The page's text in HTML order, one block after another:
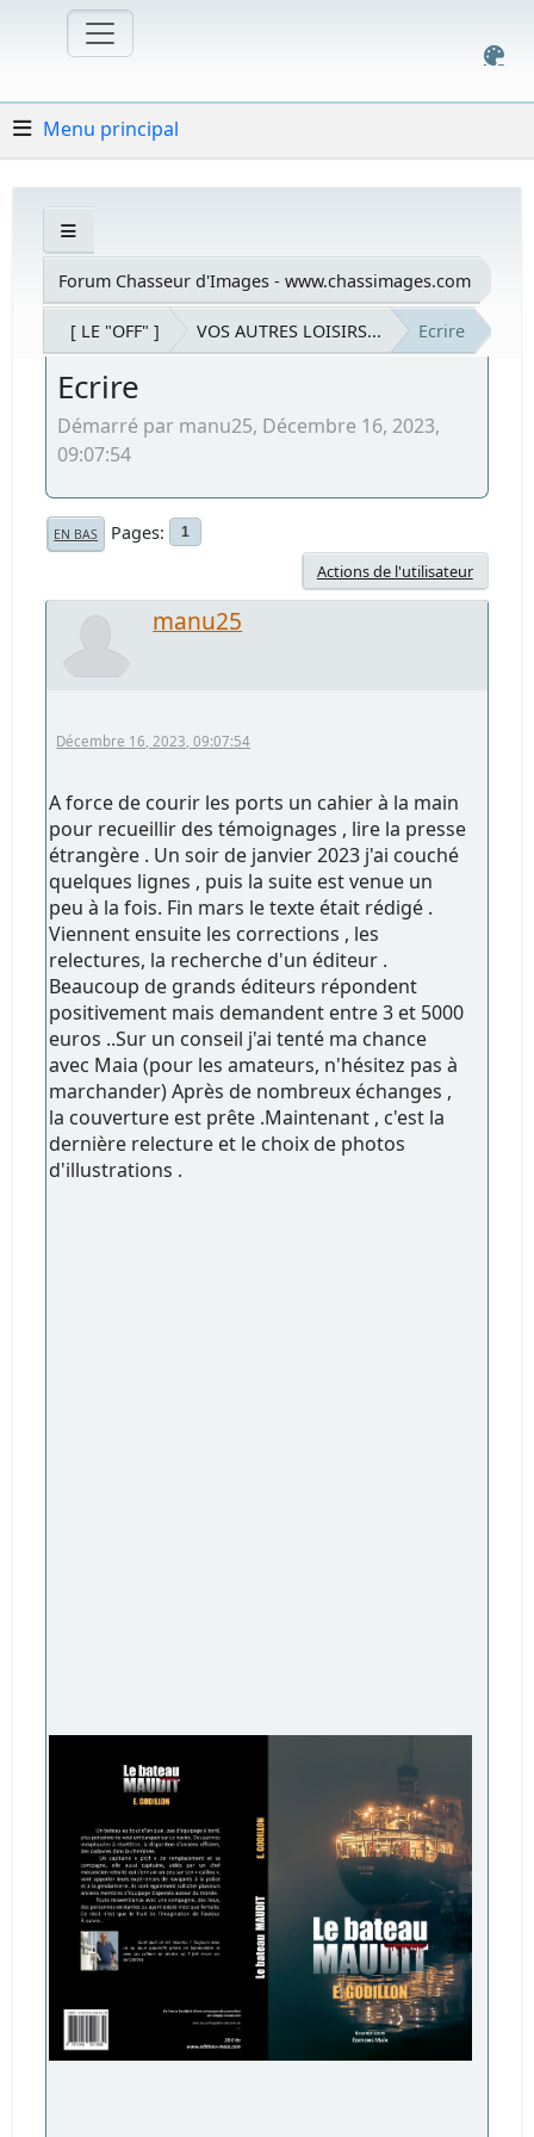
Menu principal
Forum Chasseur d'Images - www.chassimages.com
[ LE "OFF" ] VOS AUTRES LOISIRS... Ecrire
Ecrire
Démarré par manu25, Décembre 16, 2023,
09:07:54
EN BAS Pages 1
Actions de l'utilisateur
manu25
Décembre 16, 2023, 09:07:54
A force de courir les ports un cahier à la main
pour recueillir des témoignages , lire la presse
étrangère . Un soir de janvier 2023 j'ai couché
quelques lignes , puis la suite est venue un
peu à la fois. Fin mars le texte était rédigé .
Viennent ensuite les corrections , les
relectures, la recherche d'un éditeur .
Beaucoup de grands éditeurs répondent
positivement mais demandent entre 3 et 5000
euros ..Sur un conseil j'ai tenté ma chance
avec Maia (pour les amateurs, n'hésitez pas à
marchander) Après de nombreux échanges ,
la couverture est prête .Maintenant , c'est la
dernière relecture et le choix de photos
d'illustrations .